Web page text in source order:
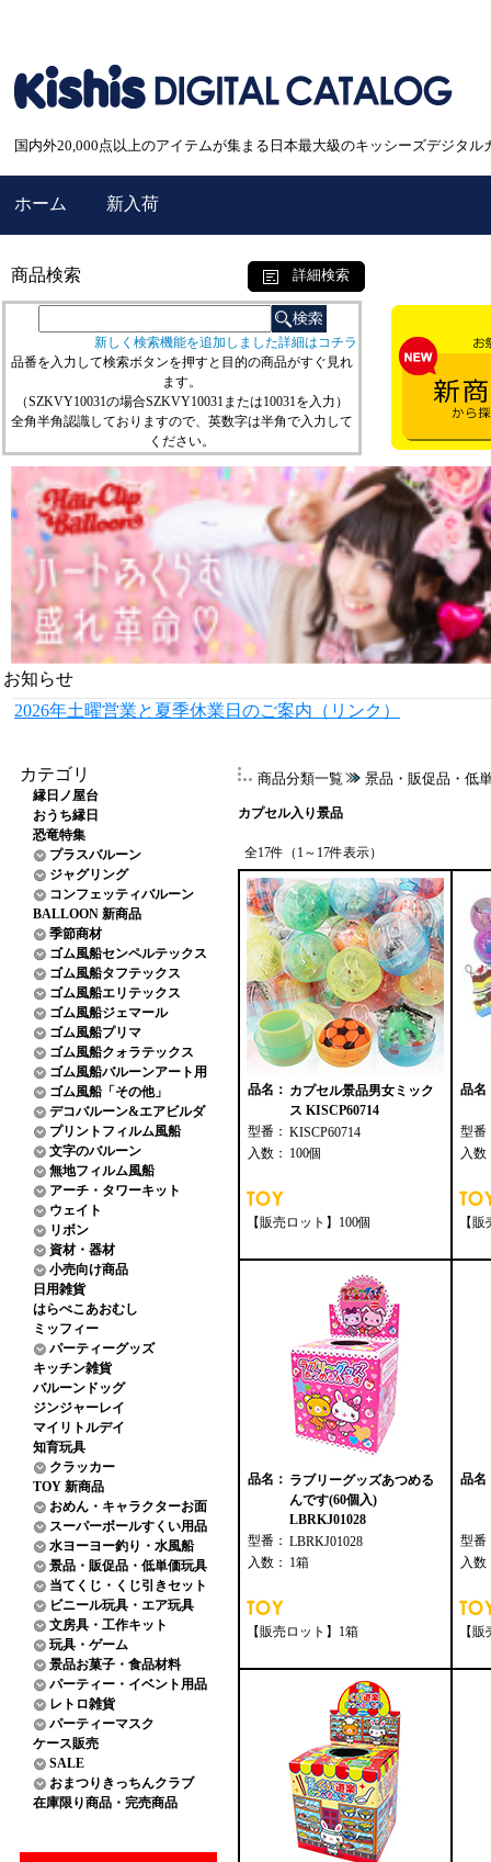
国内外20,000点以上のアイテムが集まる日本最大級のキッシーズデジタル
ホーム 新入荷
商品検索 詳細検索
新しく検索機能を追加しました詳細はコチラ
品番を入力して検索ボタンを押すと目的の商品がすぐ見れ
ます。
（SZKVY10031の場合SZKVY10031または10031を入力）
全角半角認識しておりますので、英数字は半角で入力して
ください。
お知らせ
2026年土曜営業と夏季休業日のご案内（リンク）
カテゴリ
縁日ノ屋台
おうち縁日
恐竜特集
プラスバルーン
ジャグリング
コンフェッティバルーン
BALLOON 新商品
季節商材
ゴム風船センペルテックス
ゴム風船タフテックス
ゴム風船エリテックス
ゴム風船ジェマール
ゴム風船プリマ
ゴム風船クォラテックス
ゴム風船バルーンアート用
ゴム風船「その他」
デコバルーン&エアビルダ
プリントフィルム風船
文字のバルーン
無地フィルム風船
アーチ・タワーキット
ウェイト
リボン
資材・器材
小売向け商品
日用雑貨
はらぺこあおむし
ミッフィー
パーティーグッズ
キッチン雑貨
バルーンドッグ
ジンジャーレイ
マイリトルデイ
知育玩具
クラッカー
TOY 新商品
おめん・キャラクターお面
スーパーボールすくい用品
水ヨーヨー釣り・水風船
景品・販促品・低単価玩具
当てくじ・くじ引きセット
ビニール玩具・エア玩具
文房具・工作キット
玩具・ゲーム
景品お菓子・食品材料
パーティー・イベント用品
レトロ雑貨
パーティーマスク
ケース販売
SALE
おまつりきっちんクラブ
在庫限り商品・完売商品
商品分類一覧 景品・販促品・低
カプセル入り景品
全17件（1～17件表示）
品名： カプセル景品男女ミック
ス KISCP60714
型番： KISCP60714
入数： 100個
【販売ロット】100個
品名
型番
入数
【
品名： ラブリーグッズあつめる
んです(60個入)
LBRKJ01028
型番： LBRKJ01028
入数： 1箱
【販売ロット】1箱
品名
型番
入数
【